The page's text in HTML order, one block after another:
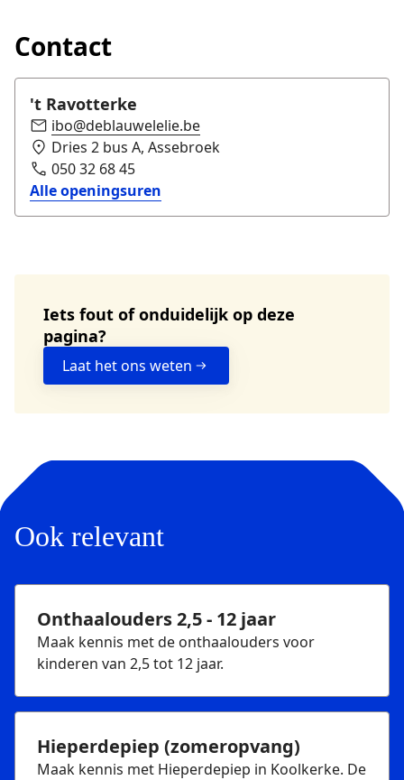
Contact
't Ravotterke
ibo@deblauwelelie.be
Dries 2 bus A, Assebroek
050 32 68 45
Alle openingsuren
Iets fout of onduidelijk op deze
pagina?
Laat het ons weten
Ook relevant
Onthaalouders 2,5 - 12 jaar
Maak kennis met de onthaalouders voor
kinderen van 2,5 tot 12 jaar.
Hieperdepiep (zomeropvang)
Maak kennis met Hieperdepiep in Koolkerke. De